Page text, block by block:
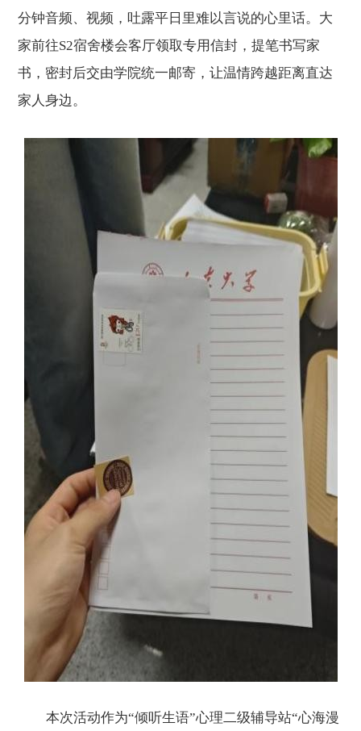
分钟音频、视频，吐露平日里难以言说的心里话。大
家前往S2宿舍楼会客厅领取专用信封，提笔书写家
书，密封后交由学院统一邮寄，让温情跨越距离直达
家人身边。
本次活动作为“倾听生语”心理二级辅导站“心海漫